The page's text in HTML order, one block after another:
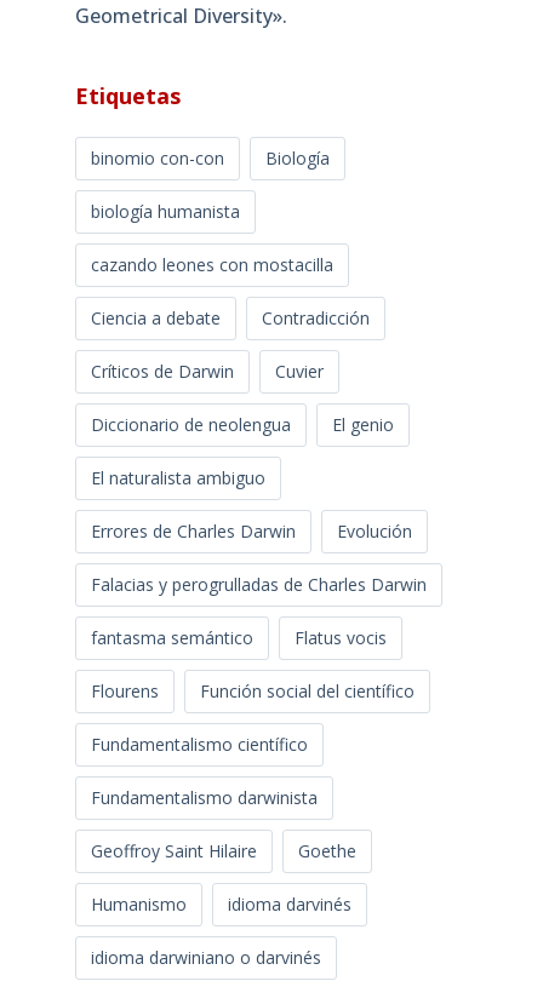
Geometrical Diversity»​.
Etiquetas
binomio con-con Biología
biología humanista
cazando leones con mostacilla
Ciencia a debate Contradicción
Críticos de Darwin Cuvier
Diccionario de neolengua El genio
El naturalista ambiguo
Errores de Charles Darwin Evolución
Falacias y perogrulladas de Charles Darwin
fantasma semántico Flatus vocis
Flourens Función social del científico
Fundamentalismo científico
Fundamentalismo darwinista
Geoffroy Saint Hilaire Goethe
Humanismo idioma darvinés
idioma darwiniano o darvinés